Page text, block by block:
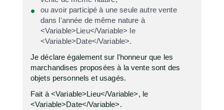
ou avoir participé à une seule autre vente
dans l'année de même nature à
<Variable>Lieu</Variable> le
<Variable>Date</Variable>.
Je déclare également sur l'honneur que les
marchandises proposées à la vente sont des
objets personnels et usagés.
Fait à <Variable>Lieu</Variable>, le
<Variable>Date</Variable>.